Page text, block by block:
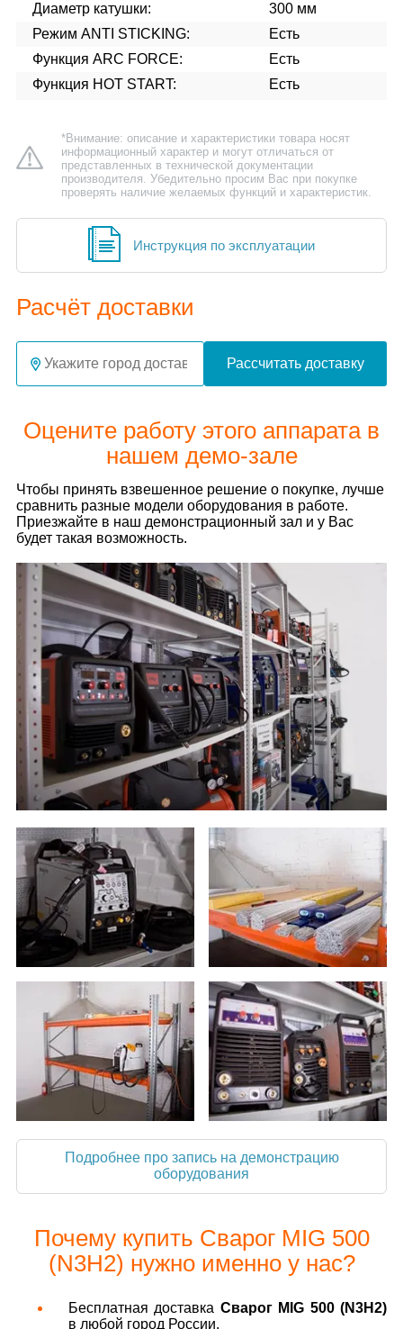
Диаметр катушки:
300 мм
Режим ANTI STICKING:
Есть
Функция ARC FORCE:
Есть
Функция HOT START:
Есть
*Внимание: описание и характеристики товара носят
информационный характер и могут отличаться от
представленных в технической документации
производителя. Убедительно просим Вас при покупке
проверять наличие желаемых функций и характеристик.
Инструкция по эксплуатации
Расчёт доставки
Рассчитать доставку
Оцените работу этого аппарата в
нашем демо-зале
Чтобы принять взвешенное решение о покупке, лучше
сравнить разные модели оборудования в работе.
Приезжайте в наш демонстрационный зал и у Вас
будет такая возможность.
Подробнее про запись на демонстрацию
оборудования
Почему купить Сварог MIG 500
(N3H2) нужно именно у нас?
Бесплатная доставка Сварог MIG 500 (N3H2)
в любой город России.